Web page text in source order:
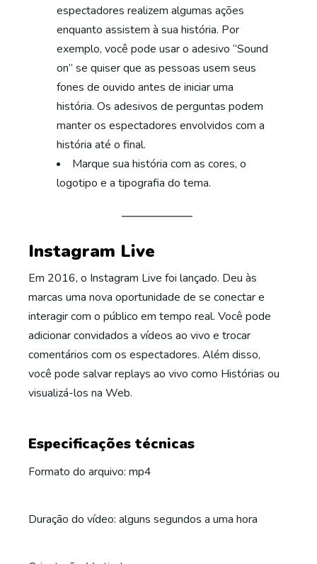
espectadores realizem algumas ações
enquanto assistem à sua história. Por
exemplo, você pode usar o adesivo “Sound
on” se quiser que as pessoas usem seus
fones de ouvido antes de iniciar uma
história. Os adesivos de perguntas podem
manter os espectadores envolvidos com a
história até o final.
Marque sua história com as cores, o
logotipo e a tipografia do tema.
Instagram Live
Em 2016, o Instagram Live foi lançado. Deu às
marcas uma nova oportunidade de se conectar e
interagir com o público em tempo real. Você pode
adicionar convidados a vídeos ao vivo e trocar
comentários com os espectadores. Além disso,
você pode salvar replays ao vivo como Histórias ou
visualizá-los na Web.
Especificações técnicas
Formato do arquivo: mp4
Duração do vídeo: alguns segundos a uma hora